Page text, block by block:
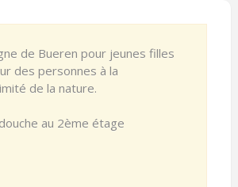
de Bueren pour jeunes filles
des personnes à la
de la nature.
au 2ème étage